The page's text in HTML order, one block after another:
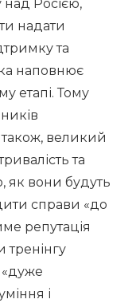
над Росією,
надати
та
наповнює
етапі. Тому
також, великий
та
як вони будуть
справи «до
репутація
тренінгу
і